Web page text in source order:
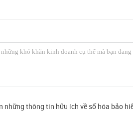
những thông tin hữu ích về số hóa bảo